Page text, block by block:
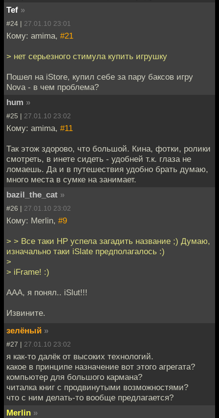
Tef »
#24 | 27.01.10 23:01
Кому: amima, #21
> нет серьезного стимула купить игрушку
Пошел на iStore, купил себе за пару баксов игру
Nova - в чем проблема?
hum »
#25 | 27.01.10 23:02
Кому: amima, #11
Так этож здорово, что большой. Кина, фотки, ролики
смотреть, в инете сидеть - удобней т.к. глаза не
ломаешь. Да и в путешествия удобно брать думаю,
много места в сумке на занимает.
bazil_the_cat »
#26 | 27.01.10 23:02
Кому: Merlin, #9
> > Все таки HP успела загадить название ;) Думаю,
изначально таки iSlate предполагалось :)
>
> iFrame! :)
ААА, я понял.. iSlut!!!
Извините.
зелёный »
#27 | 27.01.10 23:02
я как-то далёк от высоких технологий.
какое в принципе назначение вот этого агрегата?
компьютер для большого кармана?
читалка книг с продвинутыми возможностями?
что с ним делать-то вообще предлагается?
Merlin »